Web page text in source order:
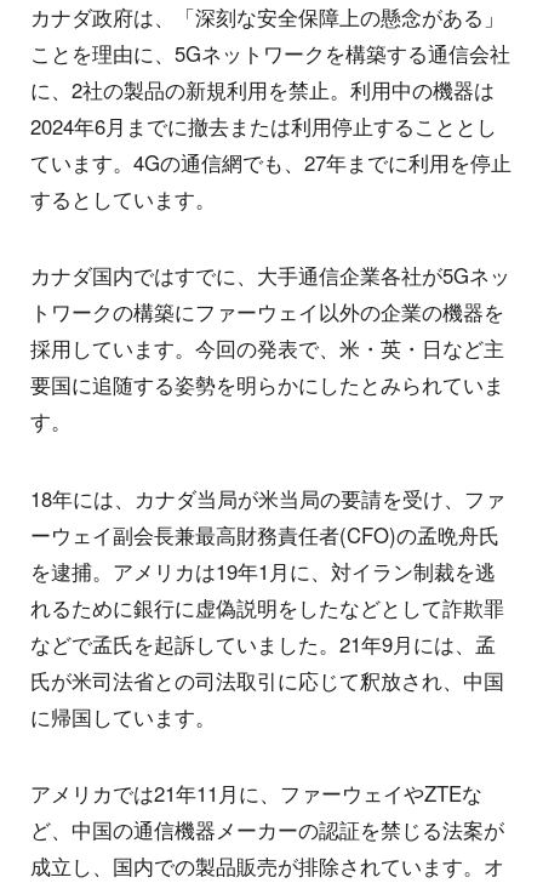
カナダ政府は、「深刻な安全保障上の懸念がある」
ことを理由に、5Gネットワークを構築する通信会社
に、2社の製品の新規利用を禁止。利用中の機器は
2024年6月までに撤去または利用停止することとし
ています。4Gの通信網でも、27年までに利用を停止
するとしています。
カナダ国内ではすでに、大手通信企業各社が5Gネッ
トワークの構築にファーウェイ以外の企業の機器を
採用しています。今回の発表で、米・英・日など主
要国に追随する姿勢を明らかにしたとみられていま
す。
18年には、カナダ当局が米当局の要請を受け、ファ
ーウェイ副会長兼最高財務責任者(CFO)の孟晩舟氏
を逮捕。アメリカは19年1月に、対イラン制裁を逃
れるために銀行に虚偽説明をしたなどとして詐欺罪
などで孟氏を起訴していました。21年9月には、孟
氏が米司法省との司法取引に応じて釈放され、中国
に帰国しています。
アメリカでは21年11月に、ファーウェイやZTEな
ど、中国の通信機器メーカーの認証を禁じる法案が
成立し、国内での製品販売が排除されています。オ